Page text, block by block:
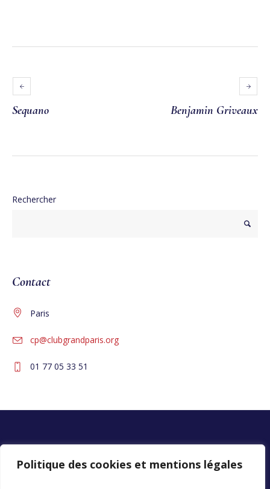
Politique des cookies et mentions légales
Sequano Benjamin Griveaux
Rechercher
Contact
Paris
cp@clubgrandparis.org
01 77 05 33 51